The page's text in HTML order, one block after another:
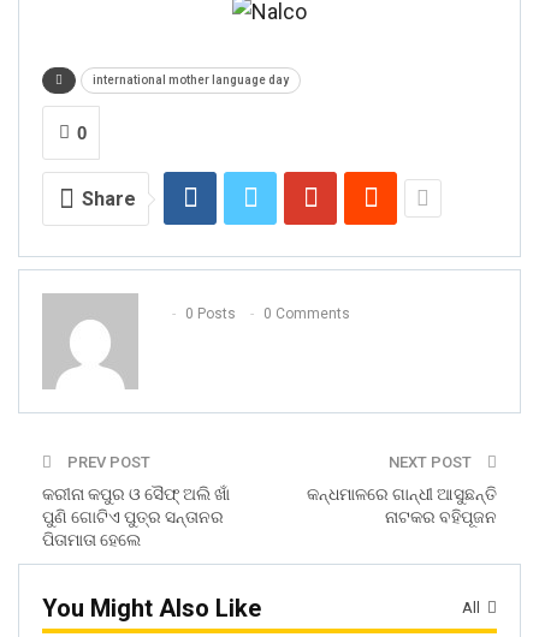
international mother language day
0
Share
0 Posts 0 Comments
PREV POST
କରୀନା କପୁର ଓ ସୈଫ୍‌ ଅଲି ଖାଁ
ପୁଣି ଗୋଟିଏ ପୁତ୍ର ସନ୍ତାନର
ପିତାମାତା ହେଲେ
NEXT POST
କନ୍ଧମାଳରେ ଗାନ୍ଧୀ ଆସୁଛନ୍ତି
ନାଟକର ବହିପୂଜନ
All
You Might Also Like